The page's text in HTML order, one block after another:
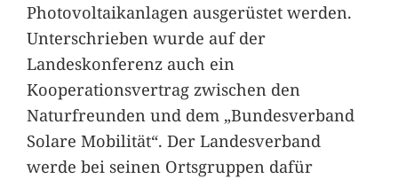
Photovoltaikanlagen ausgerüstet werden.
Unterschrieben wurde auf der
Landeskonferenz auch ein
Kooperationsvertrag zwischen den
Naturfreunden und dem „Bundesverband
Solare Mobilität“. Der Landesverband
werde bei seinen Ortsgruppen dafür